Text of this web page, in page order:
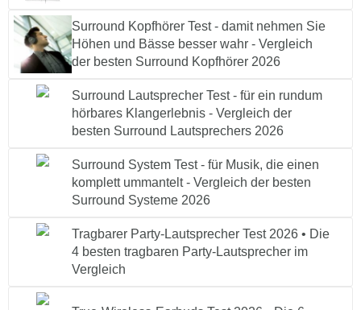
Surround Kopfhörer Test - damit nehmen Sie
Höhen und Bässe besser wahr - Vergleich
der besten Surround Kopfhörer 2026
Surround Lautsprecher Test - für ein rundum
hörbares Klangerlebnis - Vergleich der
besten Surround Lautsprechers 2026
Surround System Test - für Musik, die einen
komplett ummantelt - Vergleich der besten
Surround Systeme 2026
Tragbarer Party-Lautsprecher Test 2026 • Die
4 besten tragbaren Party-Lautsprecher im
Vergleich